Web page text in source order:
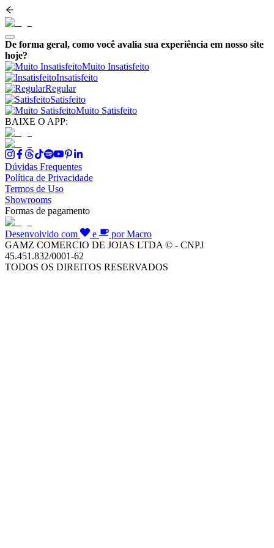
De forma geral, como você avalia sua experiência em nosso site
hoje?
Muito Insatisfeito
Insatisfeito
Regular
Satisfeito
Muito Satisfeito
BAIXE O APP:
Dúvidas Frequentes
Política de Privacidade
Termos de Uso
Showrooms
Formas de pagamento
Desenvolvido com e
por Macro
GAMZ COMERCIO DE JOIAS LTDA © - CNPJ
45.451.832/0001-62
TODOS OS DIREITOS RESERVADOS